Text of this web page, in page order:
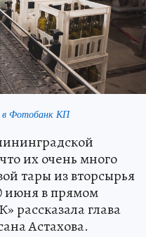
в Фотобанк КП
их очень много
тары из вторсырья
июня в прямом
рассказала глава
Астахова.